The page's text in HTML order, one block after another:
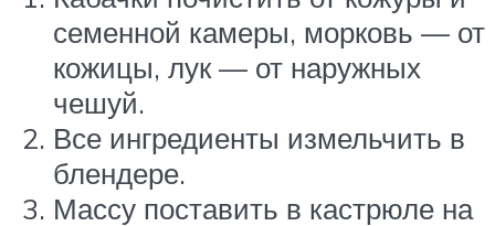
семенной камеры, морковь — от
кожицы, лук — от наружных
чешуй.
Все ингредиенты измельчить в
блендере.
Массу поставить в кастрюле на